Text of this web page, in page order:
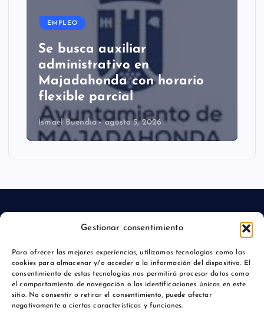
Gestionar consentimiento
Para ofrecer las mejores experiencias, utilizamos tecnologías como las
cookies para almacenar y/o acceder a la información del dispositivo. El
consentimiento de estas tecnologías nos permitirá procesar datos como
el comportamiento de navegación o las identificaciones únicas en este
sitio. No consentir o retirar el consentimiento, puede afectar
negativamente a ciertas características y funciones.
EMPLEO
Se busca auxiliar
administrativo en
Majadahonda con horario
flexible parcial
Ismael Buendía agosto 5, 2026
Política de privacidad